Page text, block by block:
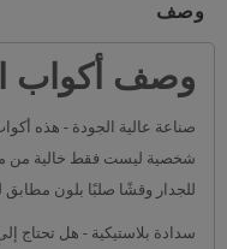
وصف
وصف أكواب
صناعة عالية الجودة - هذه
للجدار وقشًا صلبًا بلون مطابق
سدادة بلاستيكية - هل تحتاج